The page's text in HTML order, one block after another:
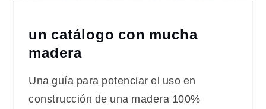
un catálogo con mucha
madera
Una guía para potenciar el uso en
construcción de una madera 100%